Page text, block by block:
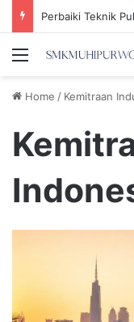
Menu
Home / Kemitraan